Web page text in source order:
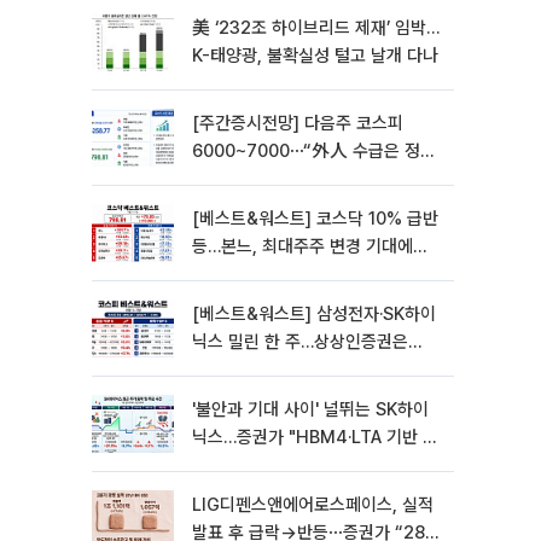
美 ‘232조 하이브리드 제재’ 임박…
K-태양광, 불확실성 털고 날개 다나
[주간증시전망] 다음주 코스피
6000~7000⋯“外人 수급은 정책
[베스트&워스트] 코스닥 10% 급반
등…본느, 최대주주 변경 기대에
[베스트&워스트] 삼성전자·SK하이
닉스 밀린 한 주…상상인증권은
'불안과 기대 사이' 널뛰는 SK하이
닉스…증권가 "HBM4·LTA 기반 펀
LIG디펜스앤에어로스페이스, 실적
발표 후 급락→반등⋯증권가 “28년